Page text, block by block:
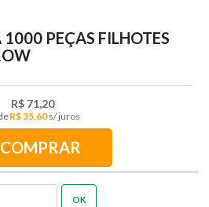
PEÇAS FILHOTES
R$ 71,20
R$ 35,60
COMPRAR